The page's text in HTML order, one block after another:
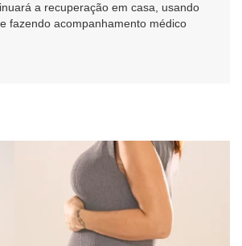
a recuperação em casa, usando
fazendo acompanhamento médico